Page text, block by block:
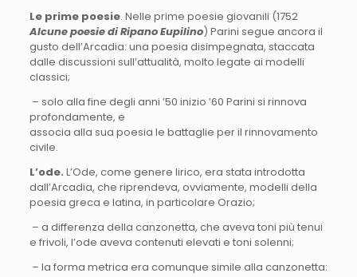
Le prime poesie. Nelle prime poesie giovanili (1752
Alcune poesie di Ripano Eupilino) Parini segue ancora il
gusto dell’Arcadia: una poesia disimpegnata, staccata
dalle discussioni sull’attualità, molto legate ai modelli
classici;
– solo alla fine degli anni ’50 inizio ’60 Parini si rinnova
profondamente, e
associa alla sua poesia le battaglie per il rinnovamento
civile.
L’ode. L’Ode, come genere lirico, era stata introdotta
dall’Arcadia, che riprendeva, ovviamente, modelli della
poesia greca e latina, in particolare Orazio;
– a differenza della canzonetta, che aveva toni più tenui
e frivoli, l’ode aveva contenuti elevati e toni solenni;
– la forma metrica era comunque simile alla canzonetta: